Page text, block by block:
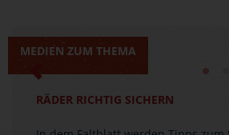
MEDIEN ZUM THEMA
RÄDER RICHTIG SICHERN
Previous